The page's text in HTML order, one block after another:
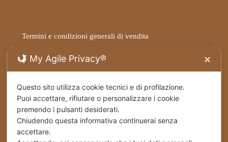
Termini e condizioni generali di vendita
Privacy Policy
Spedizioni
Cookies
Stabilimento – Milbrut Dolce Passione di Famiglia
My Agile Privacy® ✕
Questo sito utilizza cookie tecnici e di profilazione.
Puoi accettare, rifiutare o personalizzare i cookie
premendo i pulsanti desiderati.
Chiudendo questa informativa continuerai senza
accettare.